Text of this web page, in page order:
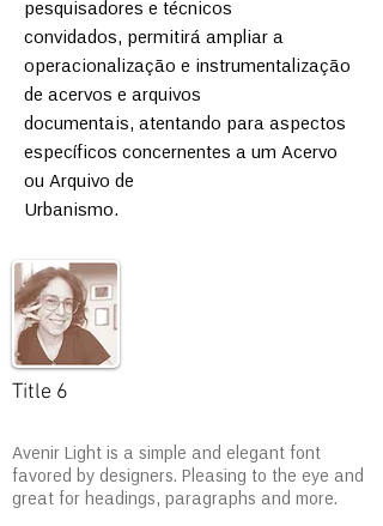
pesquisadores e técnicos
convidados, permitirá ampliar a
operacionalização e instrumentalização
de acervos e arquivos
documentais, atentando para aspectos
específicos concernentes a um Acervo
ou Arquivo de
Urbanismo.
Title 6
Avenir Light is a simple and elegant font
favored by designers. Pleasing to the eye and
great for headings, paragraphs and more.